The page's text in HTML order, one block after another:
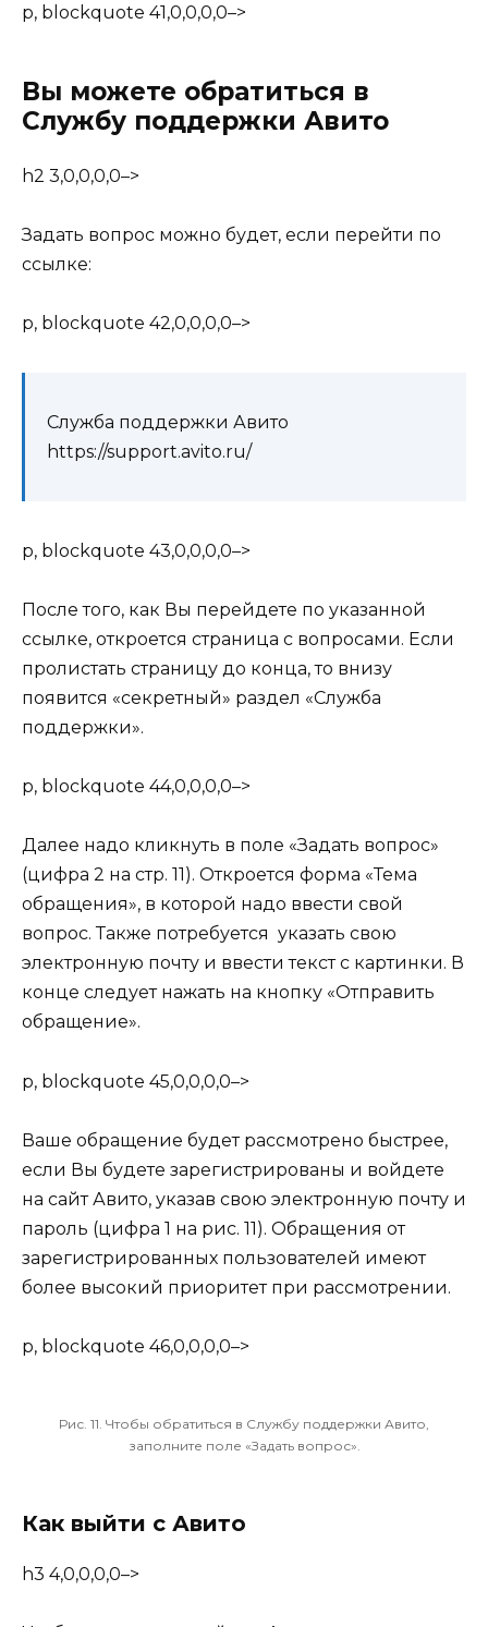
p, blockquote 41,0,0,0,0–>
Вы можете обратиться в
Службу поддержки Авито
h2 3,0,0,0,0–>
Задать вопрос можно будет, если перейти по
ссылке:
p, blockquote 42,0,0,0,0–>
Служба поддержки Авито
https://support.avito.ru/
p, blockquote 43,0,0,0,0–>
После того, как Вы перейдете по указанной
ссылке, откроется страница с вопросами. Если
пролистать страницу до конца, то внизу
появится «секретный» раздел «Служба
поддержки».
p, blockquote 44,0,0,0,0–>
Далее надо кликнуть в поле «Задать вопрос»
(цифра 2 на стр. 11). Откроется форма «Тема
обращения», в которой надо ввести свой
вопрос. Также потребуется указать свою
электронную почту и ввести текст с картинки. В
конце следует нажать на кнопку «Отправить
обращение».
p, blockquote 45,0,0,0,0–>
Ваше обращение будет рассмотрено быстрее,
если Вы будете зарегистрированы и войдете
на сайт Авито, указав свою электронную почту и
пароль (цифра 1 на рис. 11). Обращения от
зарегистрированных пользователей имеют
более высокий приоритет при рассмотрении.
p, blockquote 46,0,0,0,0–>
Рис. 11. Чтобы обратиться в Службу поддержки Авито,
заполните поле «Задать вопрос».
Как выйти с Авито
h3 4,0,0,0,0–>